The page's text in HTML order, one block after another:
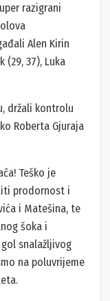
razigrani
Alen Kirin
(29, 37), Luka
držali kontrolu
Roberta Gjuraja
Teško je
prodornost i
i Matešina, te
šoka i
snalažljivog
na poluvrijeme